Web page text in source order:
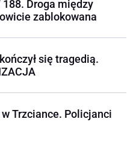
188. Droga między
zablokowana
się tragedią.
Trzciance. Policjanci